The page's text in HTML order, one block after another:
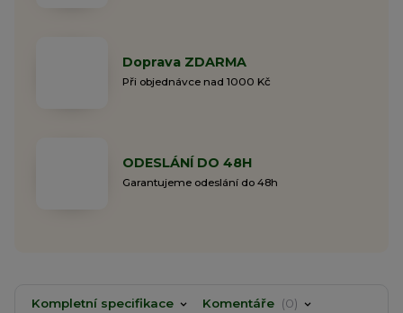
Doprava ZDARMA
Při objednávce nad 1000 Kč
ODESLÁNÍ DO 48H
Garantujeme odeslání do 48h
Kompletní specifikace Komentáře 0